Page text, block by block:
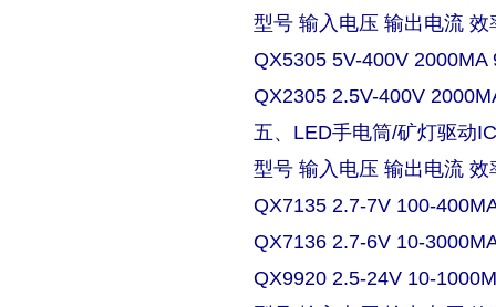
型号 输入电压 输出电流 效
QX5305 5V-400V 2000MA
QX2305 2.5V-400V
五、LED手电筒/矿灯驱动
型号 输入电压 输出电流 效
QX7135 2.7-7V 100-
QX7136 2.7-6V 10-
QX9920 2.5-24V 10-